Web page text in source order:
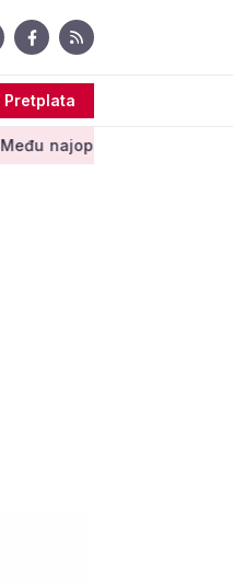
Pretplata
su izrazima Europe'